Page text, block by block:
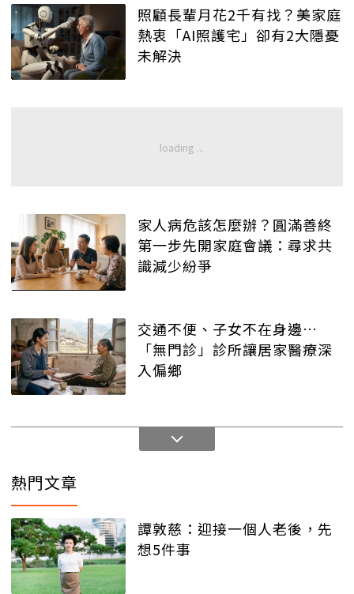
照顧長輩月花2千有找？美家庭
熱衷「AI照護宅」卻有2大隱憂
未解決
家人病危該怎麼辦？圓滿善終
第一步先開家庭會議：尋求共
識減少紛爭
交通不便、子女不在身邊…
「無門診」診所讓居家醫療深
入偏鄉
熱門文章
譚敦慈：迎接一個人老後，先
想5件事